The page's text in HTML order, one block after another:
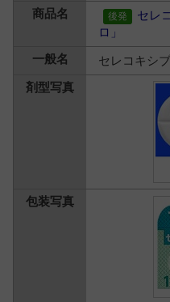
セレ
ロ」
セレコキシブ